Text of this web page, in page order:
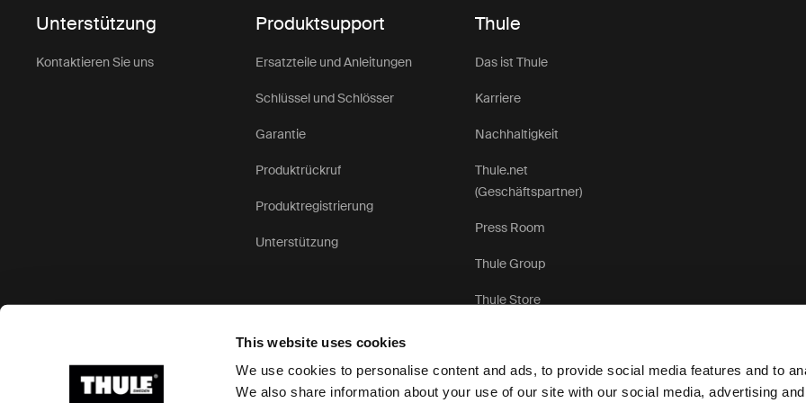
This website uses cookies
We use cookies to personalise content and ads, to provide social media features and to
We also share information about your use of our site with our social media, advertising
Unterstützung
Kontaktieren Sie uns
Produktsupport
Ersatzteile und Anleitungen
Schlüssel und Schlösser
Garantie
Produktrückruf
Produktregistrierung
Unterstützung
Thule
Das ist Thule
Karriere
Nachhaltigkeit
Thule.net
(Geschäftspartner)
Press Room
Thule Group
Thule Store